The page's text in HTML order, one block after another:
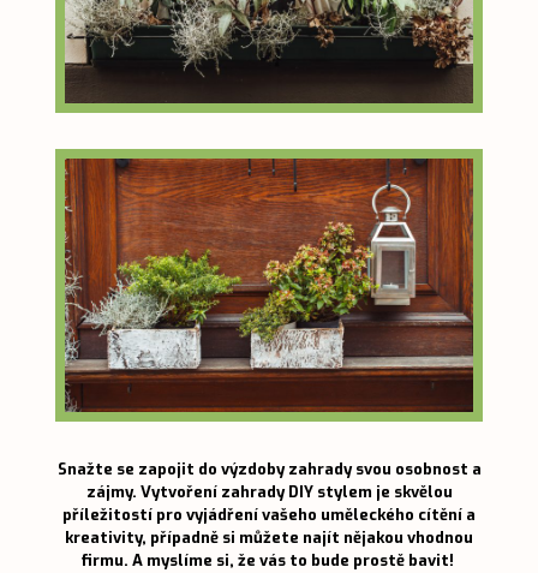
Snažte se zapojit do výzdoby zahrady svou osobnost a
zájmy. Vytvoření zahrady DIY stylem je skvělou
příležitostí pro vyjádření vašeho uměleckého cítění a
kreativity, případně si můžete najít nějakou vhodnou
firmu. A myslíme si, že vás to bude prostě bavit!